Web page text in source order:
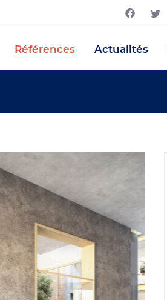
Références Actualités